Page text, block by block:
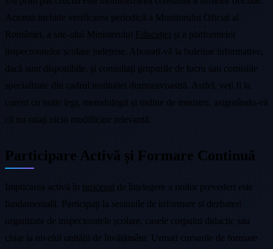
Aceasta include verificarea periodică a Monitorului Oficial al
României, a site-ului Ministerului Educației și a platformelor
inspectoratelor școlare județene. Abonați-vă la buletine informative,
dacă sunt disponibile, și consultați grupurile de lucru sau comisiile
specializate din cadrul instituției dumneavoastră. Astfel, veți fi la
curent cu noile legi, metodologii și ordine de ministru, asigurându-vă
că nu ratați nicio modificare relevantă.
Participare Activă și Formare Continuă
Implicarea activă în procesul de înțelegere a noilor prevederi este
fundamentală. Participați la sesiunile de informare și dezbateri
organizate de inspectoratele școlare, casele corpului didactic sau
chiar la nivelul unității de învățământ. Urmați cursurile de formare